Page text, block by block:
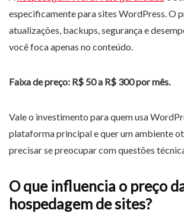
especificamente para sites WordPress. O
atualizações, backups, segurança e
você foca apenas no conteúdo.
Faixa de preço: R$ 50 a R$ 300 por mês.
Vale o investimento para quem usa
plataforma principal e quer um ambiente
precisar se preocupar com questões
O que influencia o preço
hospedagem de sites?